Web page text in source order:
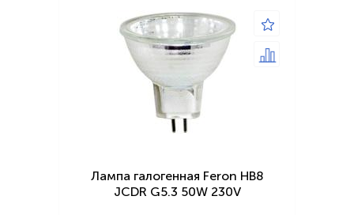
Лампа галогенная Feron HB8
JCDR G5.3 50W 230V